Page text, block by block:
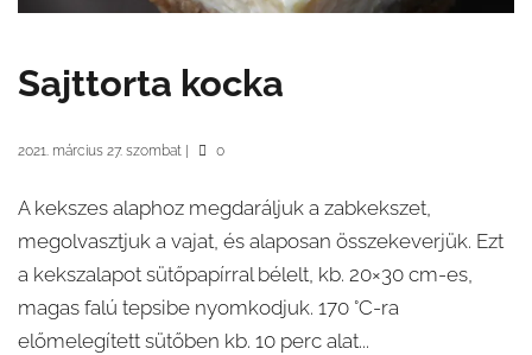
Sajttorta kocka
2021. március 27. szombat 0
A kekszes alaphoz megdaráljuk a zabkekszet,
megolvasztjuk a vajat, és alaposan összekeverjük. Ezt
a kekszalapot sütőpapírral bélelt, kb. 20×30 cm-es,
magas falú tepsibe nyomkodjuk. 170 °C-ra
előmelegített sütőben kb. 10 perc alat...